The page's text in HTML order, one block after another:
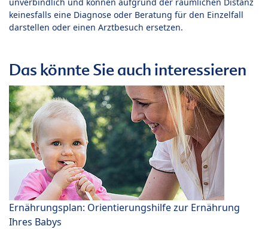
keinesfalls eine Diagnose oder Beratung für den Einzelfall
darstellen oder einen Arztbesuch ersetzen.
Das könnte Sie auch interessieren
Ernährungsplan: Orientierungshilfe zur Ernährung
Ihres Babys